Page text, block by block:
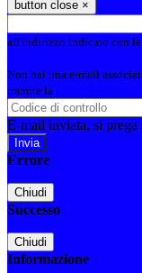
button close ×
all'indirizzo indicato con le
Non hai una e-mail
tramite la
E-mail inviata, si prega
Errore
Chiudi
Successo
Chiudi
Informazione